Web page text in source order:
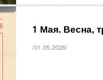
1 Мая. Весна,
/01.05.2026/